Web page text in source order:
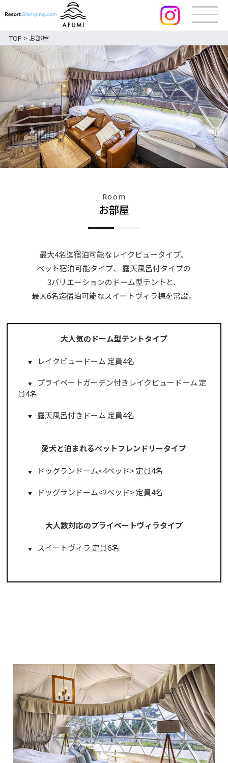
TOP > お部屋
Room
お部屋
最大4名迄宿泊可能なレイクビュータイプ、
ペット宿泊可能タイプ、
露天風呂付タイプの
3バリエーションのドーム型テントと、
最大6名迄宿泊可能なスイートヴィラ棟を常設。
大人気のドーム型テントタイプ
レイクビュードーム 定員4名
プライベートガーデン付きレイクビュードーム 定
員4名
露天風呂付きドーム 定員4名
愛犬と泊まれるペットフレンドリータイプ
ドッグランドーム<4ベッド> 定員4名
ドッグランドーム<2ベッド> 定員4名
大人数対応のプライベートヴィラタイプ
スイートヴィラ 定員6名